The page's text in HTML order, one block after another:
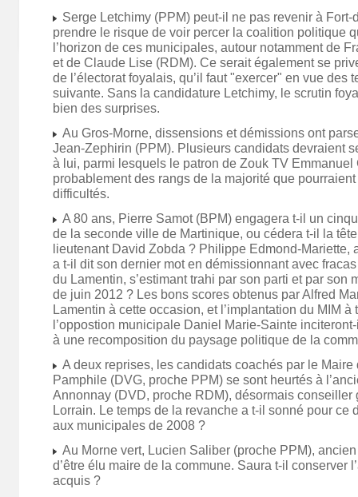
Serge Letchimy (PPM) peut-il ne pas revenir à
prendre le risque de voir percer la coalition politique
l’horizon de ces municipales, autour notamment de
et de Claude Lise (RDM). Ce serait également se
de l’électorat foyalais, qu’il faut "exercer" en vue des
suivante. Sans la candidature Letchimy, le scrutin
bien des surprises.
Au Gros-Morne, dissensions et démissions ont
Jean-Zephirin (PPM). Plusieurs candidats devraient
à lui, parmi lesquels le patron de Zouk TV Emmanuel
probablement des rangs de la majorité que
difficultés.
A 80 ans, Pierre Samot (BPM) engagera t-il un
de la seconde ville de Martinique, ou cédera t-il la
lieutenant David Zobda ? Philippe Edmond-Mariette,
a t-il dit son dernier mot en démissionnant avec
du Lamentin, s’estimant trahi par son parti et par son
de juin 2012 ? Les bons scores obtenus par Alfred
Lamentin à cette occasion, et l’implantation du MIM
l’oppostion municipale Daniel Marie-Sainte
à une recomposition du paysage politique de la
A deux reprises, les candidats coachés par le Maire
Pamphile (DVG, proche PPM) se sont heurtés à
Annonnay (DVD, proche RDM), désormais conseiller
Lorrain. Le temps de la revanche a t-il sonné pour ce
aux municipales de 2008 ?
Au Morne vert, Lucien Saliber (proche PPM),
d’être élu maire de la commune. Saura t-il conserver
acquis ?